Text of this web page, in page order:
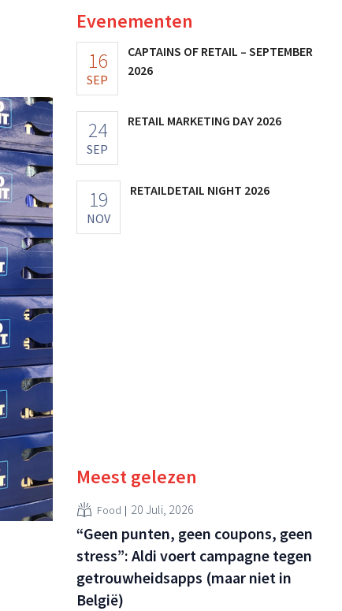
Evenementen
16
SEP
CAPTAINS OF RETAIL – SEPTEMBER
2026
24
SEP
RETAIL MARKETING DAY 2026
19
NOV
RETAILDETAIL NIGHT 2026
Meest gelezen
Food 20 Juli, 2026
“Geen punten, geen coupons, geen
stress”: Aldi voert campagne tegen
getrouwheidsapps (maar niet in
België)